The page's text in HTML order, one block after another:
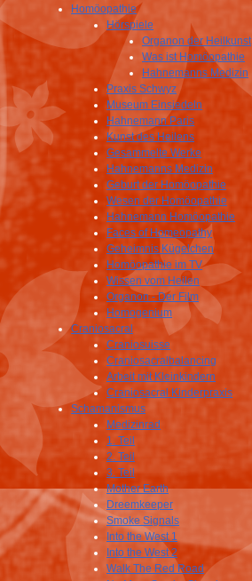
Homöopathie
Hörspiele
Organon der Heilkunst
Was ist Homöopathie
Hahnemanns Medizin
Praxis Schwyz
Museum Einsiedeln
Hahnemann Paris
Kunst des Heilens
Gesammelte Werke
Hahnemanns Medizin
Geburt der Homöopathie
Wesen der Homöopathie
Hahnemann Homöopathie
Faces of Homeopathy
Geheimnis Kügelchen
Homöopathie im TV
Wissen vom Heilen
Organon - Der Film
Homogenium
Craniosacral
Craniosuisse
Craniosacralbalancing
Arbeit mit Kleinkindern
Craniosacral Kinderpraxis
Schamanismus
Medizinrad
1. Teil
2. Teil
3. Teil
Mother Earth
Dreemkeeper
Smoke Signals
Into the West 1
Into the West 2
Walk The Red Road